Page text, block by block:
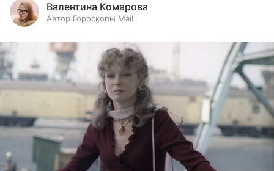
Валентина Комарова
Автор Гороскопы Mail